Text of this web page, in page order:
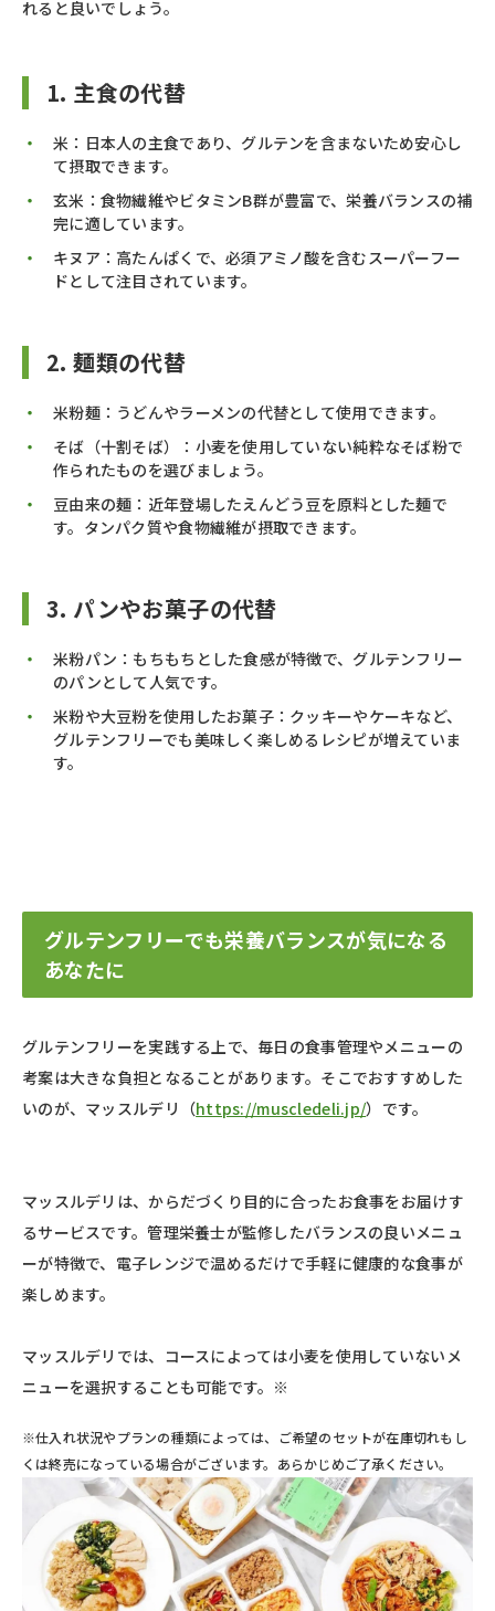
れると良いでしょう。​
1. 主食の代替
米：日本人の主食であり、グルテンを含まないため安心し
て摂取できます。
玄米：食物繊維やビタミンB群が豊富で、栄養バランスの補
完に適しています。
キヌア：高たんぱくで、必須アミノ酸を含むスーパーフー
ドとして注目されています。​
2. 麺類の代替
米粉麺：うどんやラーメンの代替として使用できます。
そば（十割そば）：小麦を使用していない純粋なそば粉で
作られたものを選びましょう。​
豆由来の麺：近年登場したえんどう豆を原料とした麺で
す。タンパク質や食物繊維が摂取できます。
3. パンやお菓子の代替
米粉パン：もちもちとした食感が特徴で、グルテンフリー
のパンとして人気です。
米粉や大豆粉を使用したお菓子：クッキーやケーキなど、
グルテンフリーでも美味しく楽しめるレシピが増えていま
す。​
グルテンフリーでも栄養バランスが気になる
あなたに
グルテンフリーを実践する上で、毎日の食事管理やメニューの
考案は大きな負担となることがあります。そこでおすすめした
いのが、マッスルデリ（https://muscledeli.jp/）です。
マッスルデリは、からだづくり目的に合ったお食事をお届けす
るサービスです。管理栄養士が監修したバランスの良いメニュ
ーが特徴で、電子レンジで温めるだけで手軽に健康的な食事が
楽しめます。​
マッスルデリでは、コースによっては小麦を使用していないメ
ニューを選択することも可能です。※
※仕入れ状況やプランの種類によっては、ご希望のセットが在庫切れもし
くは終売になっている場合がございます。あらかじめご了承ください。